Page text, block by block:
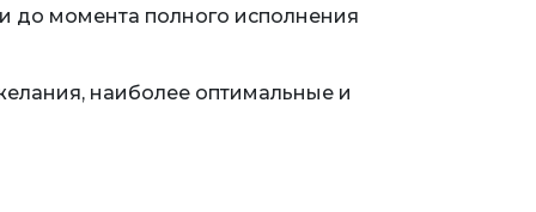
до момента полного исполнения
наиболее оптимальные и